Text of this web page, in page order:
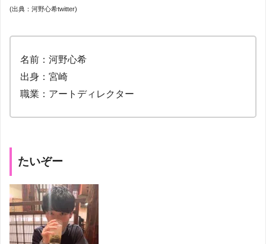
(出典：河野心希twitter)
名前：河野心希
出身：宮崎
職業：アートディレクター
たいぞー